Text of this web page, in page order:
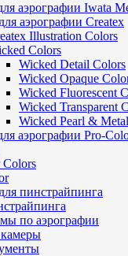
аэрографии Iwata
аэрографии Createx
Illustration Colors
Colors
Wicked Detail Colors
Wicked Opaque
Wicked Fluorescent
Wicked Transparent
Wicked Pearl &
аэрографии Pro-
пинстрайпинга
по аэрографии